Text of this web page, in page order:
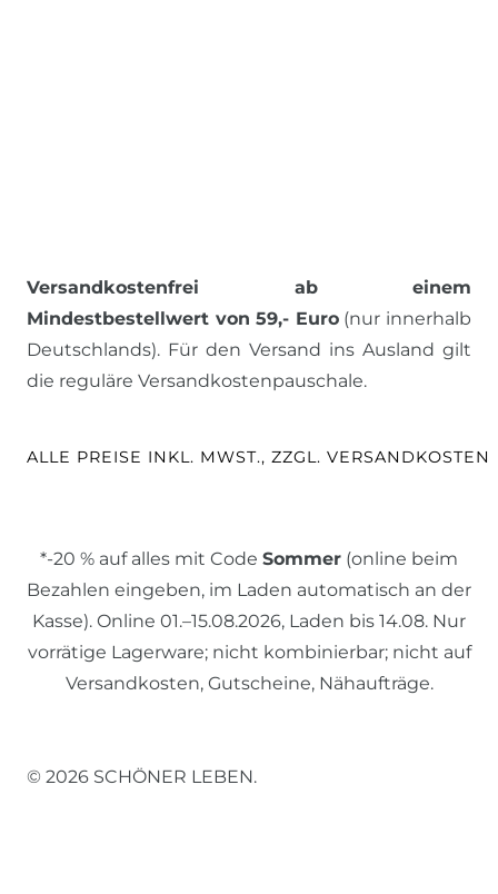
Versandkostenfrei ab einem
Mindestbestellwert von 59,- Euro(nur innerhalb
Deutschlands). Für den Versand ins Ausland gilt
die reguläre Versandkostenpauschale.
ALLE PREISE INKL. MWST., ZZGL. VERSANDKOSTEN
*-20 % auf alles mit Code Sommer (online beim
Bezahlen eingeben, im Laden automatisch an der
Kasse). Online 01.–15.08.2026, Laden bis 14.08. Nur
vorrätige Lagerware; nicht kombinierbar; nicht auf
Versandkosten, Gutscheine, Nähaufträge.
© 2026 SCHÖNER LEBEN.